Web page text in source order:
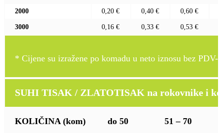
2000 0,20 € 0,40 € 0,60 €
3000 0,16 € 0,33 € 0,53 €
* Cijene su izražene po komadu u neto iznosu bez PDV-
SUHI TISAK / ZLATOTISAK na rokovnike i
KOLIČINA (kom) do 50 51 – 70